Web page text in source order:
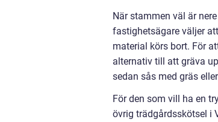
När stammen väl är
fastighetsägare väljer
material körs bort. För
alternativ till att gräva
sedan sås med gräs
För den som vill ha en
övrig trädgårdsskötsel i